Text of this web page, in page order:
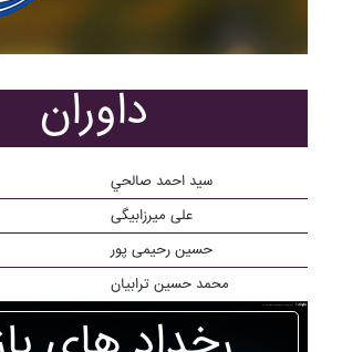
داوران
سيد احمد صالحي
علی میرزابیگی
حسین رحیمی پور
محمد حسین ترابیان